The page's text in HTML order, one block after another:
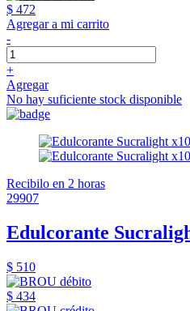
$ 472
Agregar a mi carrito
-
+
Agregar
No hay suficiente stock disponible
Recibilo en 2 horas
29907
Edulcorante
$ 510
$ 434